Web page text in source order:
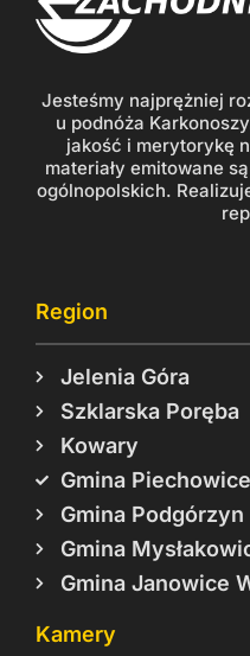
Jesteśmy najprężniej
u podnóża
jakość i merytorykę
materiały emitowane
ogólnopolskich.
Region
Jelenia Góra
Szklarska Poręba
Kowary
Gmina Piechowice
Gmina Podgórzyn
Gmina
Gmina Janowice
Kamery